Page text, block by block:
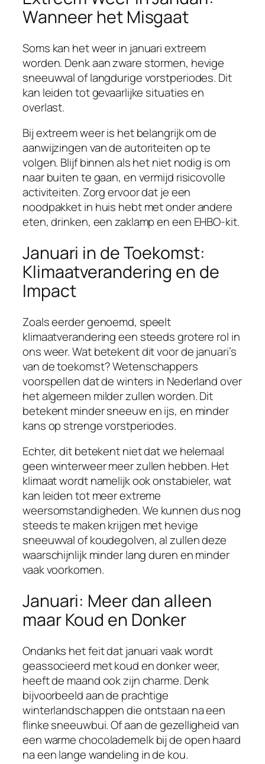
Wanneer het Misgaat
Soms kan het weer in januari extreem
worden. Denk aan zware stormen, hevige
sneeuwval of langdurige vorstperiodes. Dit
kan leiden tot gevaarlijke situaties en
overlast.
Bij extreem weer is het belangrijk om de
aanwijzingen van de autoriteiten op te
volgen. Blijf binnen als het niet nodig is om
naar buiten te gaan, en vermijd risicovolle
activiteiten. Zorg ervoor dat je een
noodpakket in huis hebt met onder andere
eten, drinken, een zaklamp en een EHBO-kit.
Januari in de Toekomst:
Klimaatverandering en de
Impact
Zoals eerder genoemd, speelt
klimaatverandering een steeds grotere rol in
ons weer. Wat betekent dit voor de januari’s
van de toekomst? Wetenschappers
voorspellen dat de winters in Nederland over
het algemeen milder zullen worden. Dit
betekent minder sneeuw en ijs, en minder
kans op strenge vorstperiodes.
Echter, dit betekent niet dat we helemaal
geen winterweer meer zullen hebben. Het
klimaat wordt namelijk ook onstabieler, wat
kan leiden tot meer extreme
weersomstandigheden. We kunnen dus nog
steeds te maken krijgen met hevige
sneeuwval of koudegolven, al zullen deze
waarschijnlijk minder lang duren en minder
vaak voorkomen.
Januari: Meer dan alleen
maar Koud en Donker
Ondanks het feit dat januari vaak wordt
geassocieerd met koud en donker weer,
heeft de maand ook zijn charme. Denk
bijvoorbeeld aan de prachtige
winterlandschappen die ontstaan na een
flinke sneeuwbui. Of aan de gezelligheid van
een warme chocolademelk bij de open haard
na een lange wandeling in de kou.